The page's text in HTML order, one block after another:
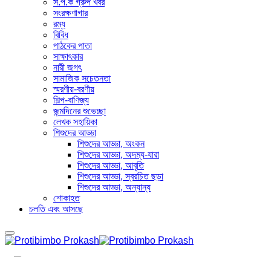
স.প.ক গ্রুপ খবর
সংরক্ষণাগার
রম্য
বিবিধ
পাঠকের পাতা
সাক্ষাৎকার
নারী জগৎ
সামাজিক সচেতনতা
স্মরণীয়-বরণীয়
শিল্প-বাণিজ্য
জন্মদিনের শুভেচ্ছা
লেখক সহায়িকা
শিশুদের আড্ডা
শিশুদের আড্ডা, অংকন
শিশুদের আড্ডা, অদম্য-যারা
শিশুদের আড্ডা, আবৃতি
শিশুদের আড্ডা, স্বরচিত ছড়া
শিশুদের আড্ডা, অন্যান্য
শোকাহত
চলতি এবং আসছে